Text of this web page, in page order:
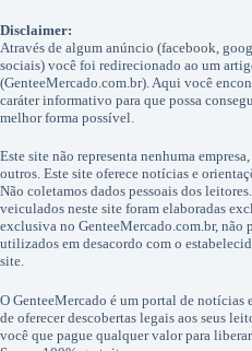
Disclaimer:
Através de algum anúncio (facebook,
sociais) você foi redirecionado ao um
(GenteeMercado.com.br). Aqui você
caráter informativo para que possa
melhor forma possível.
Este site não representa nenhuma
outros. Este site oferece notícias e
Não coletamos dados pessoais dos
veiculados neste site foram elaboradas
exclusiva no GenteeMercado.com.br, não
utilizados em desacordo com o
site.
O GenteeMercado é um portal de notícias
de oferecer descobertas legais aos seus
você que pague qualquer valor para